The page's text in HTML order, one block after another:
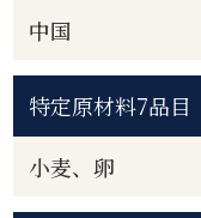
中国
特定原材料7品目
小麦、卵